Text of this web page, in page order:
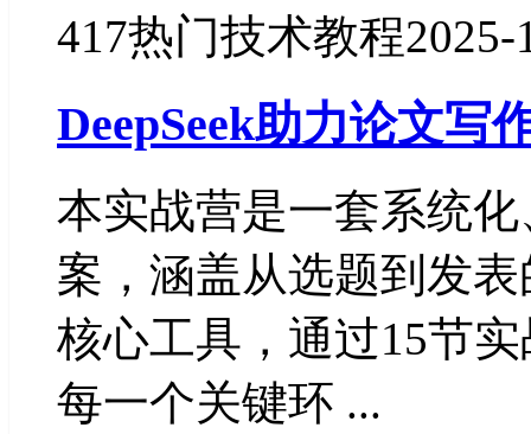
417热门技术教程2025-
DeepSeek助力论文写
本实战营是一套系统
案，涵盖从选题到发表
核心工具，通过15节
每一个关键环 ...